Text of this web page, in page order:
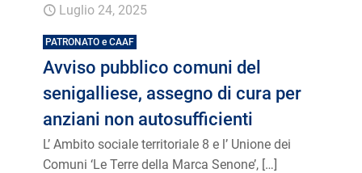
Luglio 24, 2025
PATRONATO e CAAF
Avviso pubblico comuni del
senigalliese, assegno di cura per
anziani non autosufficienti
L’ Ambito sociale territoriale 8 e l’ Unione dei
Comuni ‘Le Terre della Marca Senone’, […]